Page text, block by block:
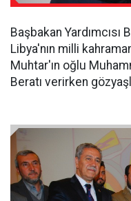
Başbakan Yardımcısı
Libya'nın milli
Muhtar'ın oğlu
Beratı verirken